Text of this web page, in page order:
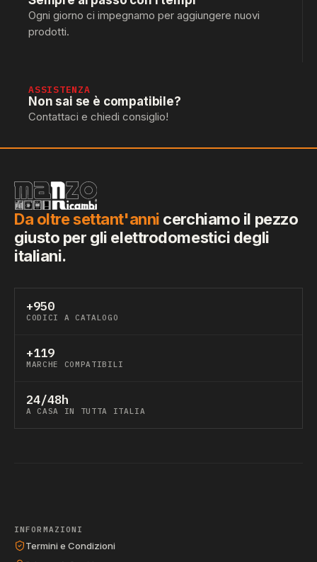
Ogni giorno ci impegnamo per aggiungere nuovi
prodotti.
ASSISTENZA
Non sai se è compatibile?
Contattaci e chiedi consiglio!
Da oltre settant'anni cerchiamo il pezzo
giusto per gli elettrodomestici degli
italiani.
+950
CODICI A CATALOGO
+119
MARCHE COMPATIBILI
24/48h
A CASA IN TUTTA ITALIA
INFORMAZIONI
Termini e Condizioni